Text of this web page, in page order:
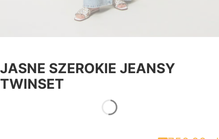
JASNE SZEROKIE JEANSY
TWINSET